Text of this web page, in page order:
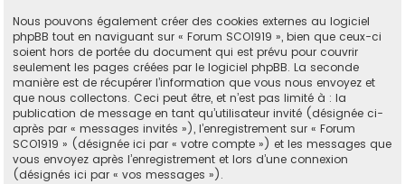
Nous pouvons également créer des cookies externes au logiciel
phpBB tout en naviguant sur « Forum SCO1919 », bien que ceux-ci
soient hors de portée du document qui est prévu pour couvrir
seulement les pages créées par le logiciel phpBB. La seconde
manière est de récupérer l’information que vous nous envoyez et
que nous collectons. Ceci peut être, et n’est pas limité à : la
publication de message en tant qu’utilisateur invité (désignée ci-
après par « messages invités »), l’enregistrement sur « Forum
SCO1919 » (désignée ici par « votre compte ») et les messages que
vous envoyez après l’enregistrement et lors d’une connexion
(désignés ici par « vos messages »).